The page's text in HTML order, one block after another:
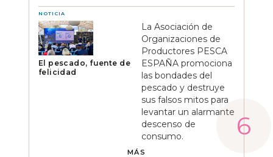
NOTICIA
El pescado, fuente de
felicidad
La Asociación de
Organizaciones de
Productores PESCA
ESPAÑA promociona
las bondades del
pescado y destruye
sus falsos mitos para
levantar un alarmante
descenso de
consumo.
MÁS